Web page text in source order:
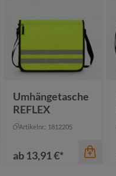
Umhängetasche
REFLEX
Artikelnr.: 1812205
ab13,91 €*